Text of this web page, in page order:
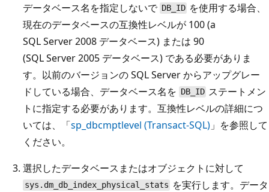
データベース名を指定しないで DB_ID を使用する場合、
現在のデータベースの互換性レベルが 100 (a
SQL Server 2008 データベース) または 90
(SQL Server 2005 データベース) である必要がありま
す。以前のバージョンの SQL Server からアップグレー
ドしている場合、データベース名を DB_ID ステートメン
トに指定する必要があります。互換性レベルの詳細につ
いては、「sp_dbcmptlevel (Transact-SQL) 」を参照して
ください。
選択したデータベースまたはオブジェクトに対して
sys.dm_db_index_physical_stats を実行します。データ